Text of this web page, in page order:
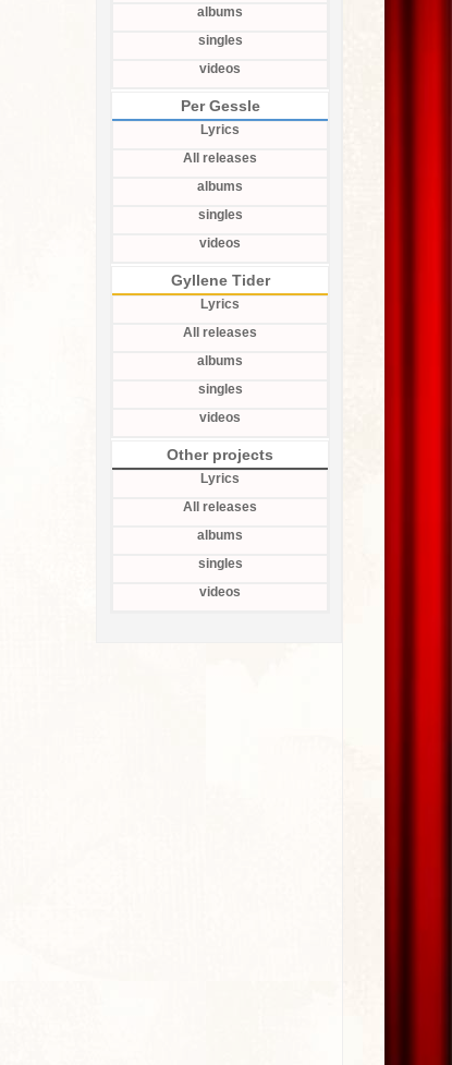
albums
singles
videos
Per Gessle
Lyrics
All releases
albums
singles
videos
Gyllene Tider
Lyrics
All releases
albums
singles
videos
Other projects
Lyrics
All releases
albums
singles
videos